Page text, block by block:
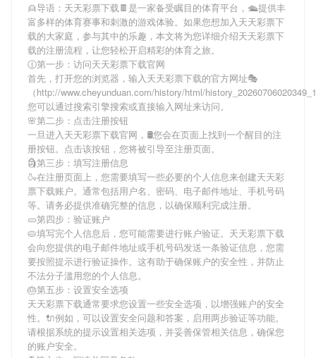
👱导语： 天天彩票下载🍫是一家备受瞩目的体育平台，🛳提供丰
富多样的体育赛事和刺激的游戏体验。如果您想加入天天彩票下
载的大家庭，参与其中的乐趣，本文将为您详细介绍天天彩票下
载的注册流程，让您轻松开启精彩的体育之旅。
🕧第一步：访问天天彩票下载官网
首先，打开您的浏览器，输入天天彩票下载的官方网址🎭
（http://www.cheyunduan.com/history/html/
您可以通过搜索引擎搜索或直接输入网址来访问。
🌸第二步：点击注册按钮
一旦进入天天彩票下载官网，🛢您会在页面上找到一个醒目的注
册按钮。点击该按钮，您将被引导至注册页面。
🗿第三步：填写注册信息
🍶在注册页面上，您需要填写一些必要的个人信息来创建天天彩
票下载账户。通常包括用户名、密码、电子邮件地址、手机号码
等。请务必提供准确完整的信息，以确保顺利完成注册。
🥒第四步：验证账户
🥧填写完个人信息后，您可能需要进行账户验证。 天天彩票下载
会向您提供的电子邮件地址或手机号码发送一条验证信息，您需
要按照提示进行验证操作。这有助于确保账户的安全性，并防止
不法分子滥用您的个人信息。
🎂第五步：设置安全选项
天天彩票下载通常要求您设置一些安全选项，以增强账户的安全
性。🔌例如，可以设置安全问题和答案，启用两步验证等功能。
请根据系统的提示设置相关选项，并妥善保管相关信息，确保您
的账户安全。